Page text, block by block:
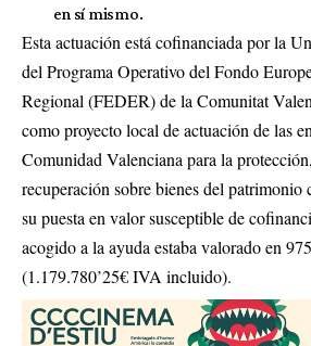
en sí mismo.
Esta actuación está cofinanciada por la
del Programa Operativo del Fondo
Regional (FEDER) de la Comunitat
como proyecto local de actuación de las
Comunidad Valenciana para la
recuperación sobre bienes del
su puesta en valor susceptible de
acogido a la ayuda estaba valorado en
(1.179.780’25€ IVA incluido).